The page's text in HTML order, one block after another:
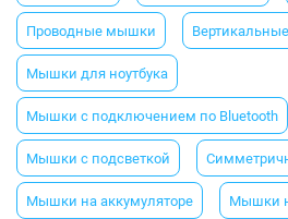
Проводные мышки
Мышки для ноутбука
Мышки с подключением по Bluetooth
Мышки с подсветкой
Мышки на аккумуляторе Мышки